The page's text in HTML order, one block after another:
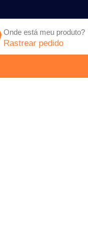
Onde está meu produto?
Rastrear pedido